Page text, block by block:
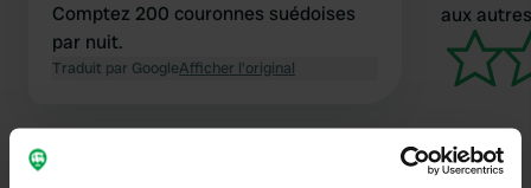
Comptez 200 couronnes suédoises
par nuit.
Traduit par GoogleAfficher l'original
aux